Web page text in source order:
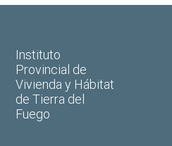
Instituto
Provincial de
Vivienda y Hábitat
de Tierra del
Fuego